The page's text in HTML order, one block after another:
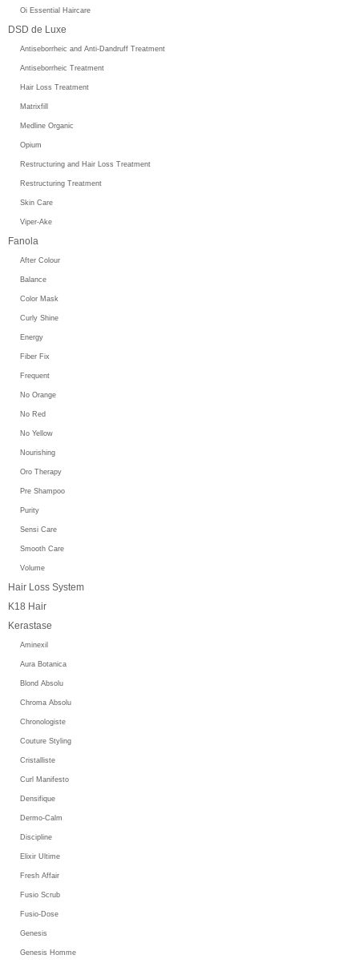
Oi Essential Haircare
DSD de Luxe
Antiseborrheic and Anti-Dandruff Treatment
Antiseborrheic Treatment
Hair Loss Treatment
Matrixfill
Medline Organic
Opium
Restructuring and Hair Loss Treatment
Restructuring Treatment
Skin Care
Viper-Ake
Fanola
After Colour
Balance
Color Mask
Curly Shine
Energy
Fiber Fix
Frequent
No Orange
No Red
No Yellow
Nourishing
Oro Therapy
Pre Shampoo
Purity
Sensi Care
Smooth Care
Volume
Hair Loss System
K18 Hair
Kerastase
Aminexil
Aura Botanica
Blond Absolu
Chroma Absolu
Chronologiste
Couture Styling
Cristalliste
Curl Manifesto
Densifique
Dermo-Calm
Discipline
Elixir Ultime
Fresh Affair
Fusio Scrub
Fusio-Dose
Genesis
Genesis Homme